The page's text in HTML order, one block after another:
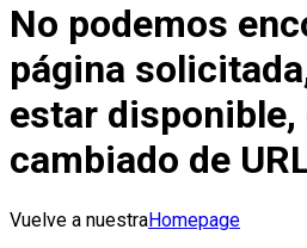
No podemos
página
estar disponible,
cambiado de
Vuelve a nuestraHomepage